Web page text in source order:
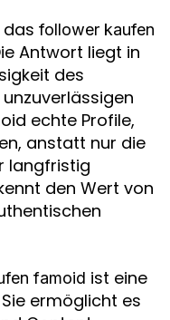
das follower kaufen
Antwort liegt in
des
echte Profile,
anstatt nur die
langfristig
den Wert von
famoid ist eine
ermöglicht es